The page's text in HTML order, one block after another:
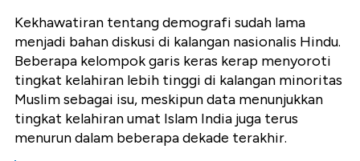
Kekhawatiran tentang demografi sudah lama
menjadi bahan diskusi di kalangan nasionalis Hindu.
Beberapa kelompok garis keras kerap menyoroti
tingkat kelahiran lebih tinggi di kalangan minoritas
Muslim sebagai isu, meskipun data menunjukkan
tingkat kelahiran umat Islam India juga terus
menurun dalam beberapa dekade terakhir.